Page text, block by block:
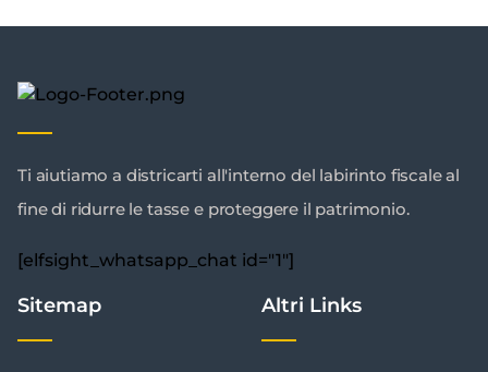
Ti aiutiamo a districarti all'interno del labirinto fiscale al
fine di ridurre le tasse e proteggere il patrimonio.
[elfsight_whatsapp_chat id="1"]
Sitemap Altri Links